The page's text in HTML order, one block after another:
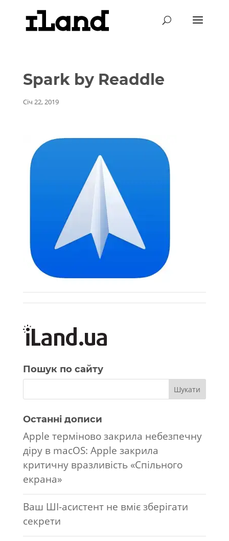
Spark by Readdle
Січ 22, 2019
Пошук по сайту
Останні дописи
Apple терміново закрила небезпечну
діру в macOS: Apple закрила
критичну вразливість «Спільного
екрана»
Ваш ШІ-асистент не вміє зберігати
секрети